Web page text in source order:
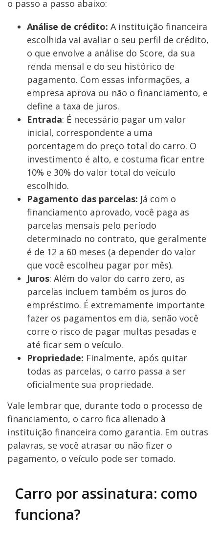
o passo a passo abaixo:
Análise de crédito: A instituição financeira
escolhida vai avaliar o seu perfil de crédito,
o que envolve a análise do Score, da sua
renda mensal e do seu histórico de
pagamento. Com essas informações, a
empresa aprova ou não o financiamento, e
define a taxa de juros.
Entrada: É necessário pagar um valor
inicial, correspondente a uma
porcentagem do preço total do carro. O
investimento é alto, e costuma ficar entre
10% e 30% do valor total do veículo
escolhido.
Pagamento das parcelas: Já com o
financiamento aprovado, você paga as
parcelas mensais pelo período
determinado no contrato, que geralmente
é de 12 a 60 meses (a depender do valor
que você escolheu pagar por mês).
Juros: Além do valor do carro zero, as
parcelas incluem também os juros do
empréstimo. É extremamente importante
fazer os pagamentos em dia, senão você
corre o risco de pagar multas pesadas e
até ficar sem o veículo.
Propriedade: Finalmente, após quitar
todas as parcelas, o carro passa a ser
oficialmente sua propriedade.
Vale lembrar que, durante todo o processo de
financiamento, o carro fica alienado à
instituição financeira como garantia. Em outras
palavras, se você atrasar ou não fizer o
pagamento, o veículo pode ser tomado.
Carro por assinatura: como
funciona?